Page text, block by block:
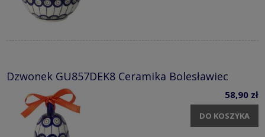
Dzwonek GU857DEK8 Ceramika Bolesławiec
58,90 zł
DO KOSZYKA